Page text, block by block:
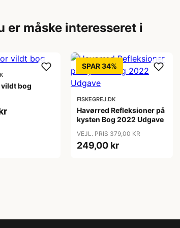
er måske interesseret i
vildt bog
SPAR 34%
FISKEGREJ.DK
Havørred Refleksioner på
kysten Bog 2022 Udgave
VEJL. PRIS 379,00 KR
249,00 kr